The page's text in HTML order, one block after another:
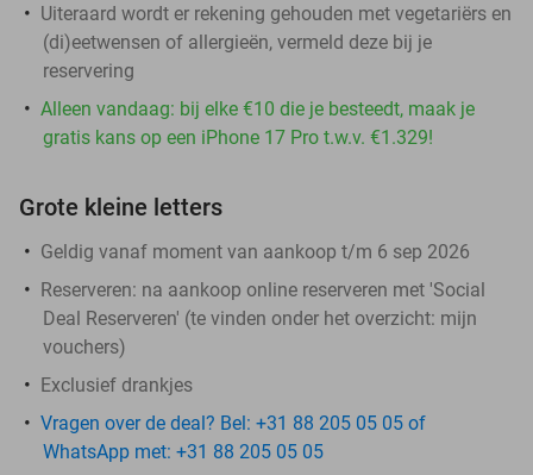
Uiteraard wordt er rekening gehouden met vegetariërs en
(di)eetwensen of allergieën, vermeld deze bij je
reservering
Alleen vandaag: bij elke €10 die je besteedt, maak je
gratis kans op een iPhone 17 Pro t.w.v. €1.329!
Grote kleine letters
Geldig vanaf moment van aankoop t/m 6 sep 2026
Reserveren: na aankoop online reserveren met 'Social
Deal Reserveren' (te vinden onder het overzicht: mijn
vouchers)
Exclusief drankjes
Vragen over de deal? Bel: +31 88 205 05 05 of
WhatsApp met: +31 88 205 05 05